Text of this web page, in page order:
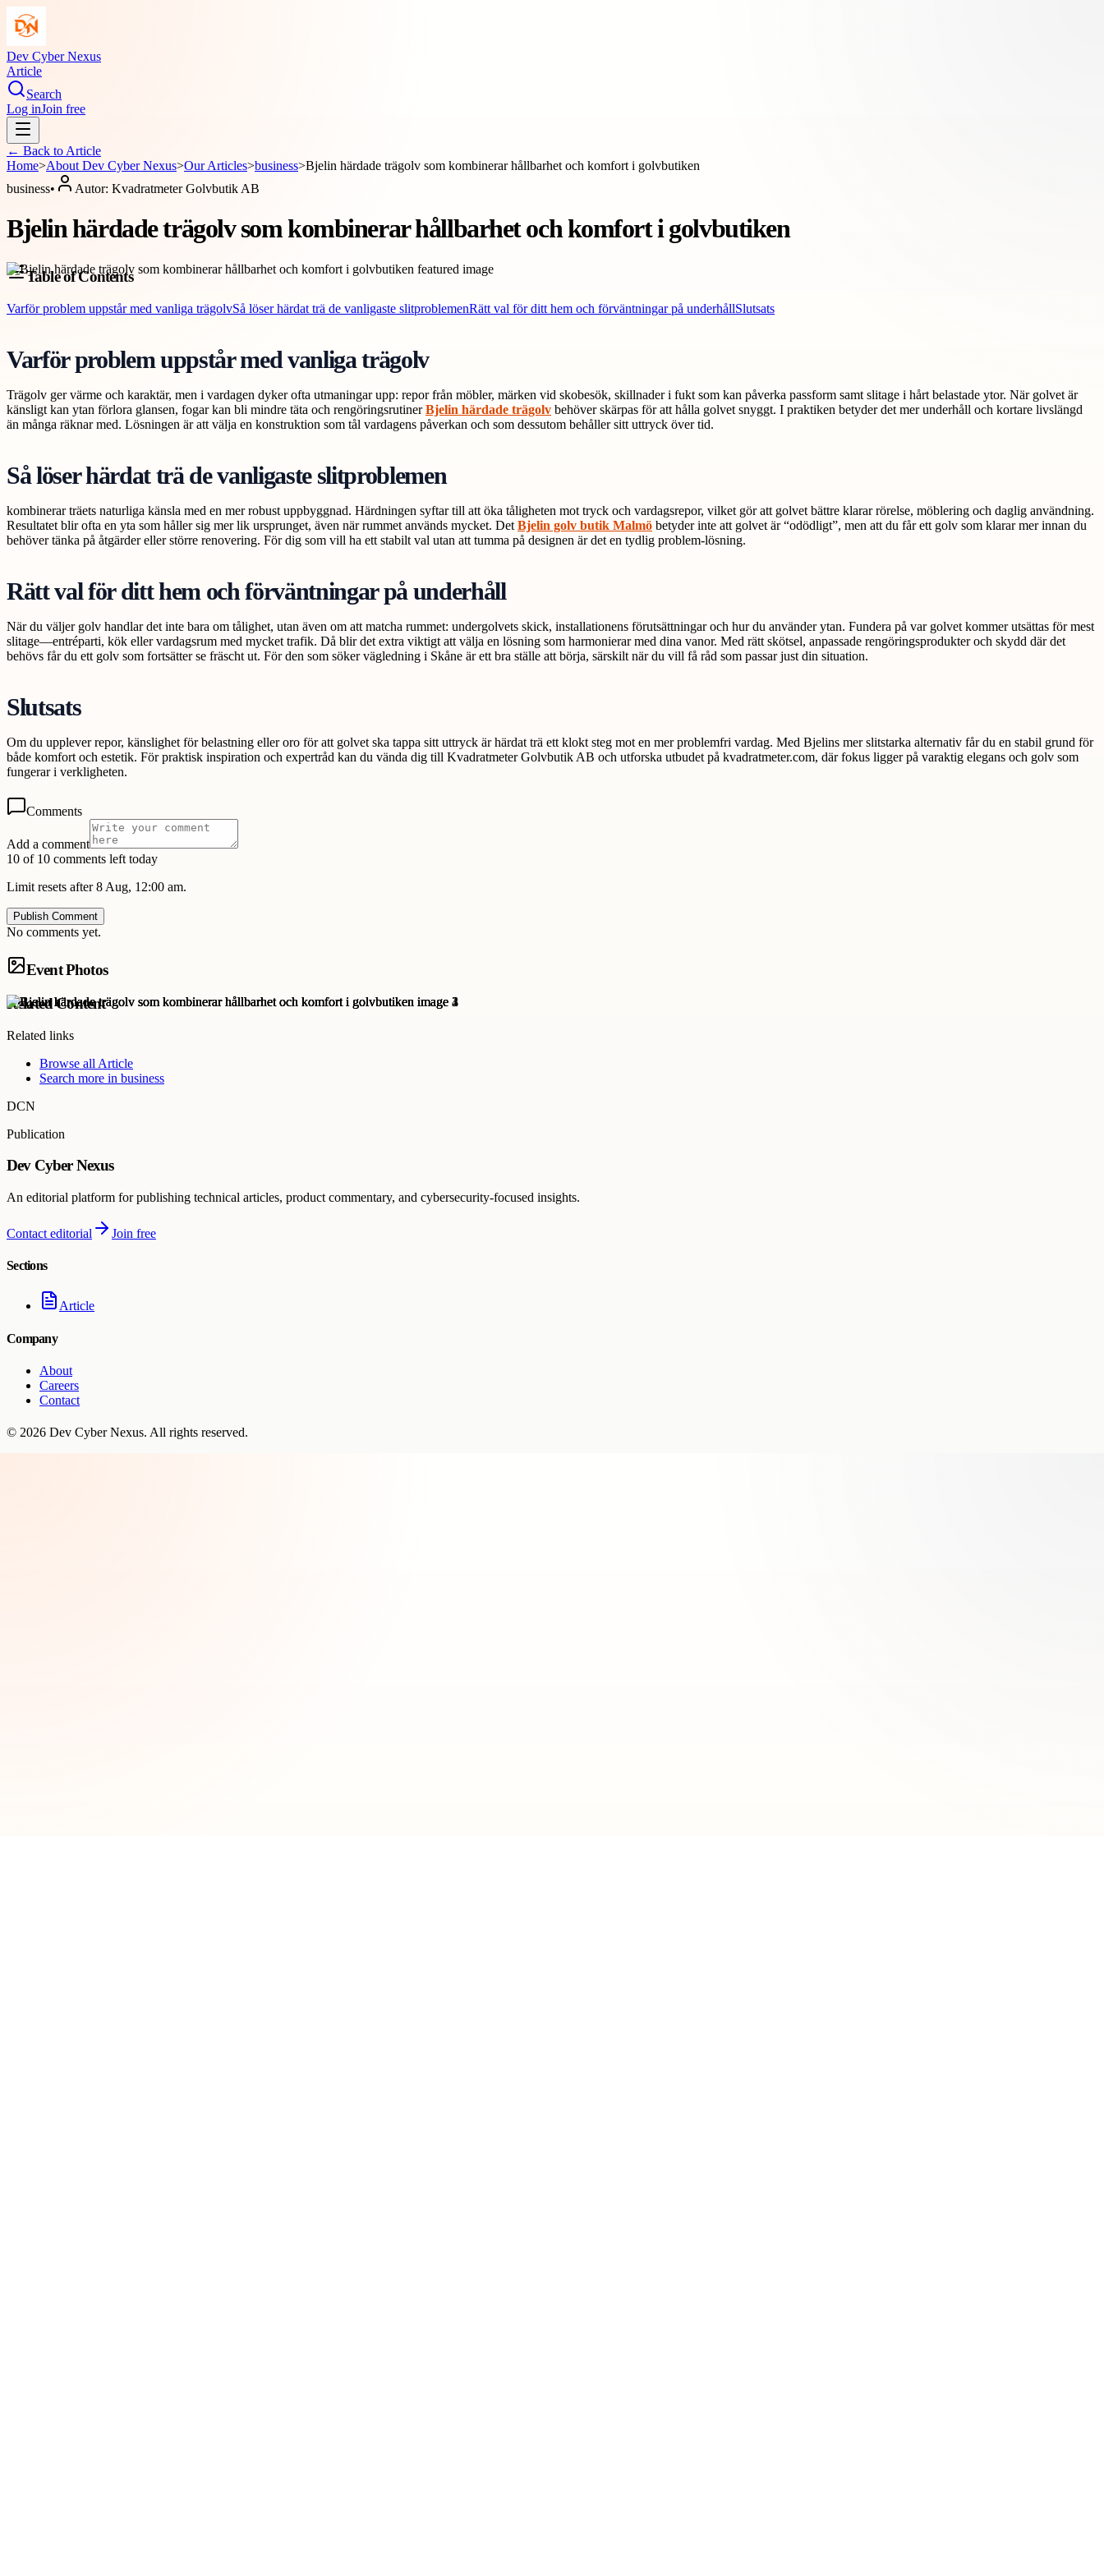
Dev Cyber Nexus
Article
Search
Log inJoin free
← Back to Article
Home>About Dev Cyber Nexus>Our Articles>business>Bjelin härdade trägolv som kombinerar hållbarhet och komfort i golvbutiken
business• Autor: Kvadratmeter Golvbutik AB
Bjelin härdade trägolv som kombinerar hållbarhet och komfort i golvbutiken
Table of Contents
Varför problem uppstår med vanliga trägolvSå löser härdat trä de vanligaste slitproblemenRätt val för ditt hem och förväntningar på underhållSlutsats
Varför problem uppstår med vanliga trägolv
Trägolv ger värme och karaktär, men i vardagen dyker ofta utmaningar upp: repor från möbler, märken vid skobesök, skillnader i fukt som kan påverka passform samt slitage i hårt belastade ytor. När golvet är
känsligt kan ytan förlora glansen, fogar kan bli mindre täta och rengöringsrutinerBjelin härdade trägolv behöver skärpas för att hålla golvet snyggt. I praktiken betyder det mer underhåll och kortare livslängd
än många räknar med. Lösningen är att välja en konstruktion som tål vardagens påverkan och som dessutom behåller sitt uttryck över tid.
Så löser härdat trä de vanligaste slitproblemen
kombinerar träets naturliga känsla med en mer robust uppbyggnad. Härdningen syftar till att öka tåligheten mot tryck och vardagsrepor, vilket gör att golvet bättre klarar rörelse, möblering och daglig användning.
Resultatet blir ofta en yta som håller sig mer lik ursprunget, även när rummet används mycket. Det Bjelin golv butik Malmö betyder inte att golvet är “odödligt”, men att du får ett golv som klarar mer innan du
behöver tänka på åtgärder eller större renovering. För dig som vill ha ett stabilt val utan att tumma på designen är det en tydlig problem-lösning.
Rätt val för ditt hem och förväntningar på underhåll
När du väljer golv handlar det inte bara om tålighet, utan även om att matcha rummet: undergolvets skick, installationens förutsättningar och hur du använder ytan. Fundera på var golvet kommer utsättas för mest
slitage—entréparti, kök eller vardagsrum med mycket trafik. Då blir det extra viktigt att välja en lösning som harmonierar med dina vanor. Med rätt skötsel, anpassade rengöringsprodukter och skydd där det
behövs får du ett golv som fortsätter se fräscht ut. För den som söker vägledning i Skåne är ett bra ställe att börja, särskilt när du vill få råd som passar just din situation.
Slutsats
Om du upplever repor, känslighet för belastning eller oro för att golvet ska tappa sitt uttryck är härdat trä ett klokt steg mot en mer problemfri vardag. Med Bjelins mer slitstarka alternativ får du en stabil grund för
både komfort och estetik. För praktisk inspiration och expertråd kan du vända dig till Kvadratmeter Golvbutik AB och utforska utbudet på kvadratmeter.com, där fokus ligger på varaktig elegans och golv som
fungerar i verkligheten.
Comments
Add a comment
10 of 10 comments left today
Limit resets after 8 Aug, 12:00 am.
Publish Comment
No comments yet.
Event Photos
Related Content
Related links
Browse all Article
Search more in business
DCN
Publication
Dev Cyber Nexus
An editorial platform for publishing technical articles, product commentary, and cybersecurity-focused insights.
Contact editorial Join free
Sections
Article
Company
About
Careers
Contact
© 2026 Dev Cyber Nexus. All rights reserved.